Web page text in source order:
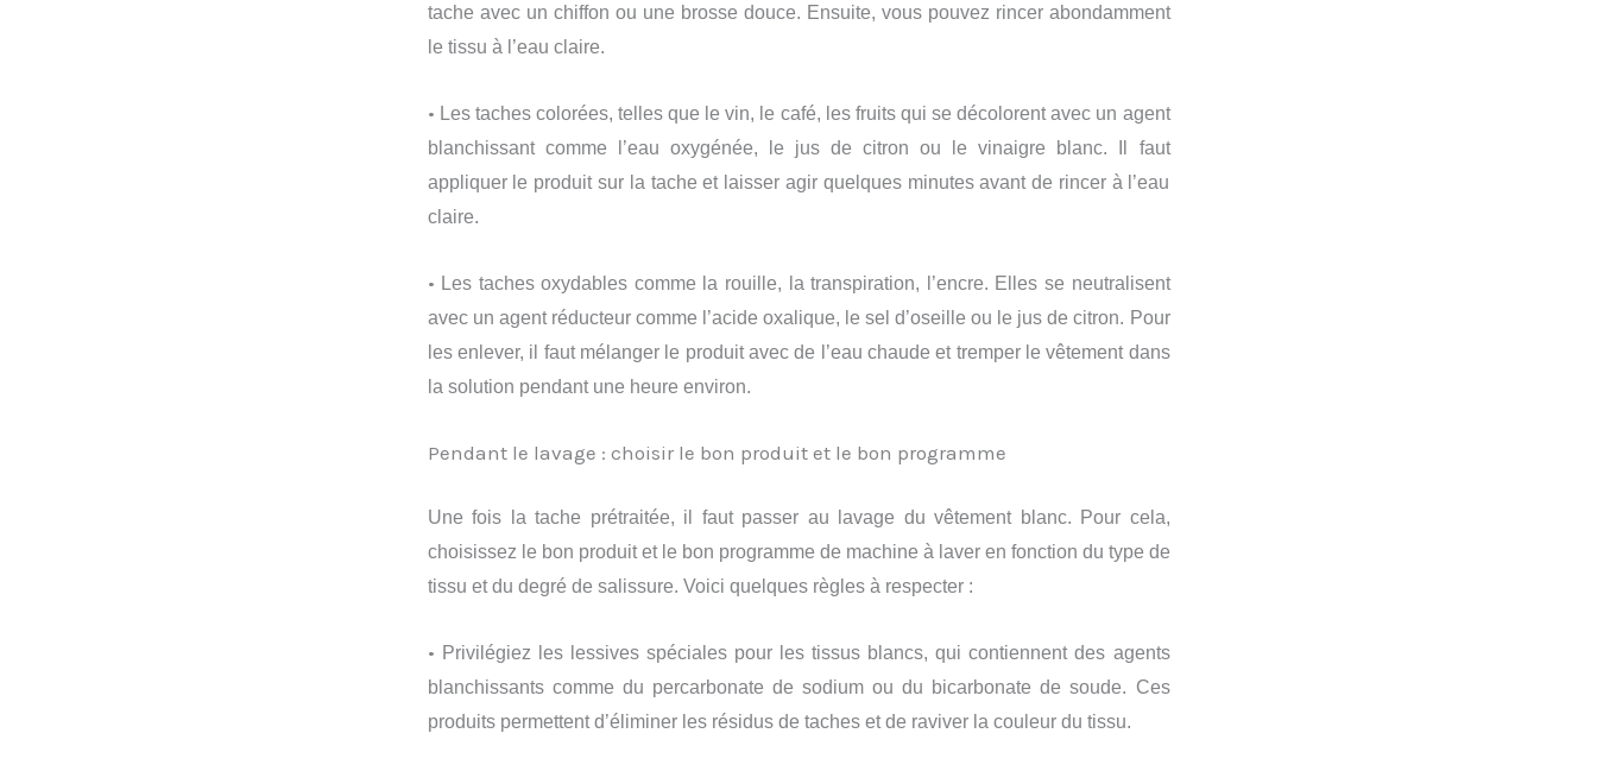
tache avec un chiffon ou une brosse douce. Ensuite, vous pouvez rincer abondamment
le tissu à l’eau claire.
• Les taches colorées, telles que le vin, le café, les fruits qui se décolorent avec un agent
blanchissant comme l’eau oxygénée, le jus de citron ou le vinaigre blanc. Il faut
appliquer le produit sur la tache et laisser agir quelques minutes avant de rincer à l’eau
claire.
• Les taches oxydables comme la rouille, la transpiration, l’encre. Elles se neutralisent
avec un agent réducteur comme l’acide oxalique, le sel d’oseille ou le jus de citron. Pour
les enlever, il faut mélanger le produit avec de l’eau chaude et tremper le vêtement dans
la solution pendant une heure environ.
Pendant le lavage : choisir le bon produit et le bon programme
Une fois la tache prétraitée, il faut passer au lavage du vêtement blanc. Pour cela,
choisissez le bon produit et le bon programme de machine à laver en fonction du type de
tissu et du degré de salissure. Voici quelques règles à respecter :
• Privilégiez les lessives spéciales pour les tissus blancs, qui contiennent des agents
blanchissants comme du percarbonate de sodium ou du bicarbonate de soude. Ces
produits permettent d’éliminer les résidus de taches et de raviver la couleur du tissu.